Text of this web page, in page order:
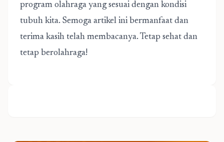
program olahraga yang sesuai dengan kondisi
tubuh kita. Semoga artikel ini bermanfaat dan
terima kasih telah membacanya. Tetap sehat dan
tetap berolahraga!